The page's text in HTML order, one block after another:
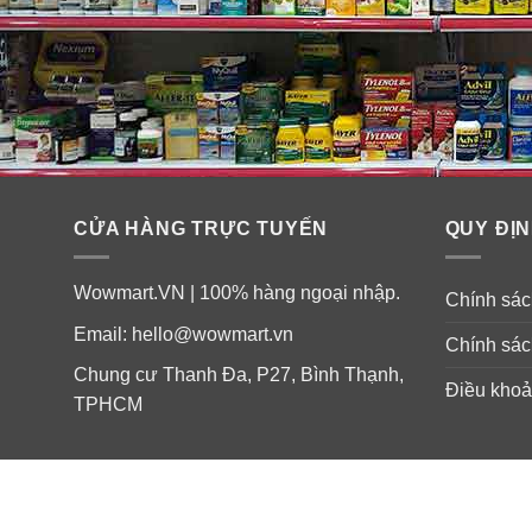
CỬA HÀNG TRỰC TUYẾN
Wowmart.VN | 100% hàng ngoại nhập.
Email: hello@wowmart.vn
Chung cư Thanh Đa, P27, Bình Thạnh,
TPHCM
QUY
Chính
Chính
Điều